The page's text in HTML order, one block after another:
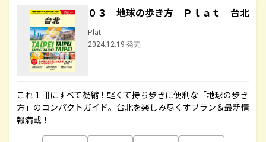
０３ 地球の歩き方 Ｐｌａｔ 台北
Plat
2024.12.19 発売
これ１冊にすべて凝縮！軽くて持ち歩きに便利な「地球の歩き
方」のコンパクトガイド。台北を楽しみ尽くすプラン＆最新情
報満載！